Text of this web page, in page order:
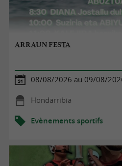
ARRAUN FESTA
08/08/2026 au 09/08/
Hondarribia
Evènements sportifs